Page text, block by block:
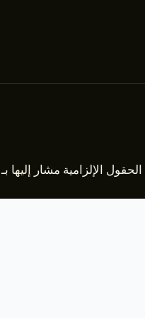
الحقول الإلزامية مشار إليها بـ